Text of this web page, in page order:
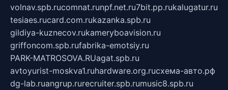
volnav.spb.rucomnat.runpf.net.ru7bit.pp.rukalugatur.ru
tesiaes.rucard.com.rukazanka.spb.ru
gildiya-kuznecov.rukameryboavision.ru
griffoncom.spb.rufabrika-emotsiy.ru
PARK-MATROSOVA.RUagat.spb.ru
avtoyurist-moskva1.ruhardware.org.ruсхема-авто.рф
dg-lab.ruangrup.rurecruiter.spb.rumusic8.spb.ru